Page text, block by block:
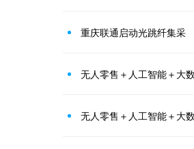
重庆联通启动光跳纤集采
无人零售＋人工智能＋大
无人零售＋人工智能＋大